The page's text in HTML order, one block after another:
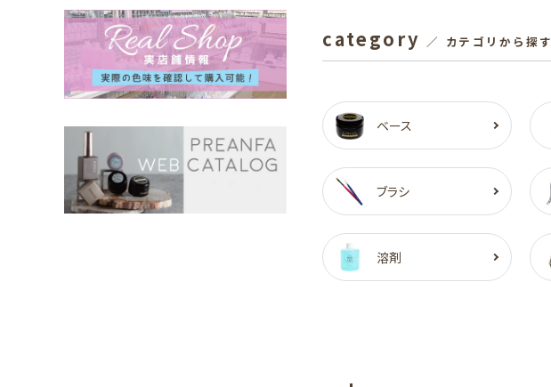
category ／ カテゴリから探す
ベース
ブラシ
溶剤